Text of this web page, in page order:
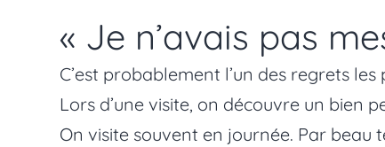
« Je n’avais pas
C’est probablement l’un des regrets les
Lors d’une visite, on découvre un bien
On visite souvent en journée. Par